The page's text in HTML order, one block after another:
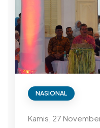
NASIONAL
Kamis, 27